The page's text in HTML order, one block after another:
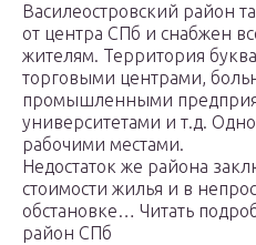
Василеостровский район
от центра СПб и снабжен
жителям. Территория
торговыми центрами,
промышленными
университетами и т.д.
рабочими местами.
Недостаток же района
стоимости жилья и в
обстановке… Читать
район СПб